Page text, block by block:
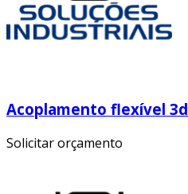
Acoplamento flexível 3d
Solicitar orçamento